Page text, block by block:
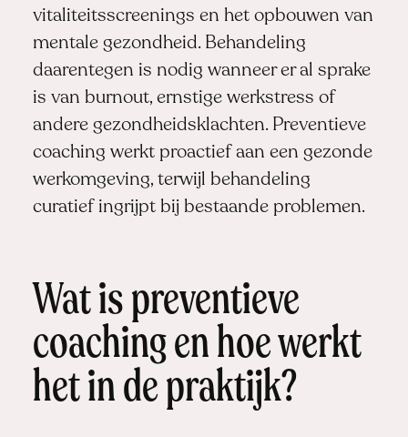
vitaliteitsscreenings en het opbouwen van
mentale gezondheid. Behandeling
daarentegen is nodig wanneer er al sprake
is van burnout, ernstige werkstress of
andere gezondheidsklachten. Preventieve
coaching werkt proactief aan een gezonde
werkomgeving, terwijl behandeling
curatief ingrijpt bij bestaande problemen.
Wat is preventieve
coaching en hoe werkt
het in de praktijk?